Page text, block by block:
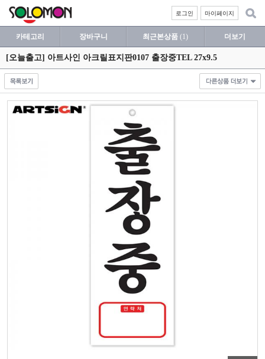
마이페이지
로그인
카테고리 장바구니 최근본상품 (1) 더보기
[오늘출고] 아트사인 아크릴표지판0107 출장중TEL 27x9.5